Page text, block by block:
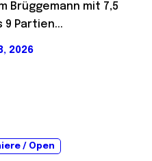
Brüggemann mit 7,5
9 Partien...
2026
/ Open